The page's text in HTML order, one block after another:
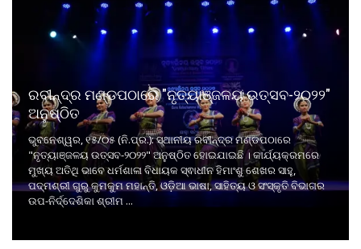
ରବୀନ୍ଦ୍ର ମଣ୍ଡପଠାରେ "ନୃତ୍ୟାଞ୍ଜଳୟ ଉତ୍ସବ-୨୦୨୨"
ଅନୁଷ୍ଠିତ
ଭୁବନେଶ୍ୱର, ୧୫/୦୫ (ନି.ପ୍ର.): ସ୍ଥାନୀୟ ରବୀନ୍ଦ୍ର ମଣ୍ଡପଠାରେ
"ନୃତ୍ୟାଞ୍ଜଳୟ ଉତ୍ସବ-୨୦୨୨" ଅନୁଷ୍ଠିତ ହୋଇଯାଇଛି । କାର୍ଯ୍ୟକ୍ରମରେ
ମୁଖ୍ୟ ଅତିଥି ଭାବେ ଧର୍ମଶାଳା ବିଧାୟକ ସ୍ଵାଧୀନ ହିମାଂଶୁ ଶେଖର ସାହୁ,
ପଦ୍ମଶ୍ରୀ ଗୁରୁ କୁମକୁମ ମହାନ୍ତି, ଓଡ଼ିଆ ଭାଷା, ସାହିତ୍ୟ ଓ ସଂସ୍କୃତି ବିଭାଗର
ଉପ-ନିର୍ଦ୍ଦେଶିକା ଶ୍ରୀମ ...